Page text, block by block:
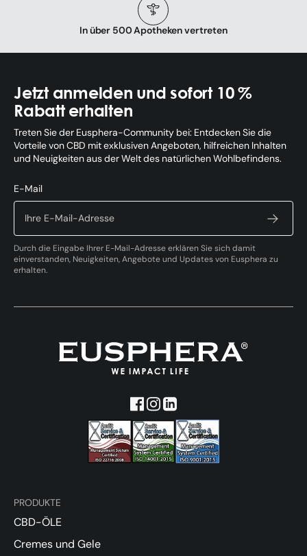
In über 500 Apotheken vertreten
Jetzt anmelden und sofort 10 %
Rabatt erhalten
Treten Sie der Eusphera-Community bei: Entdecken Sie die
Vorteile von CBD mit exklusiven Angeboten, hilfreichen Inhalten
und Neuigkeiten aus der Welt des natürlichen Wohlbefindens.
E-Mail
Durch die Eingabe Ihrer E-Mail-Adresse erklären Sie sich damit
einverstanden, Neuigkeiten, Angebote und Updates von Eusphera zu
erhalten.
PRODUKTE
CBD-ÖLE
Cremes und Gele